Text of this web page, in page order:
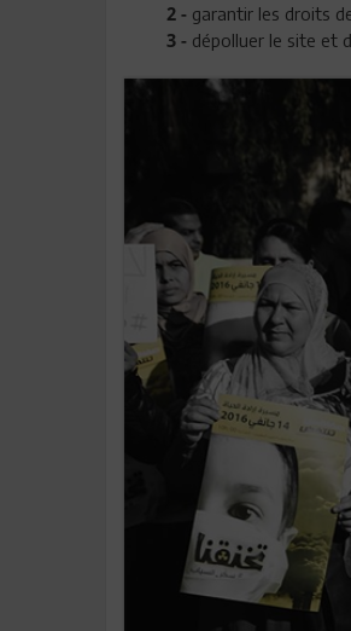
2 - garantir les droits
3 - dépolluer le site et